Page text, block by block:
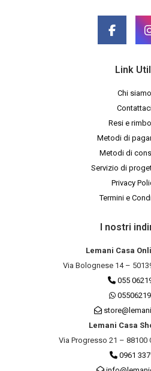
Link
Chi siamo
Resi e
Metodi di
Metodi di
Servizio di
Privacy
Termini e
I nostri
Lemani Casa
Via Bolognese 14 –
055
Lemani Casa
Via Progresso 21 – 88100
0961